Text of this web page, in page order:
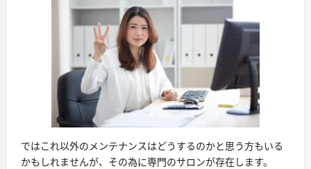
ではこれ以外のメンテナンスはどうするのかと思う方もいる
かもしれませんが、その為に専門のサロンが存在します。